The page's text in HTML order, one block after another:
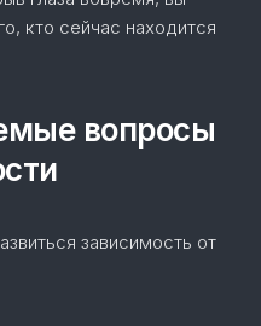
кто сейчас находится
вопросы
зависимость от